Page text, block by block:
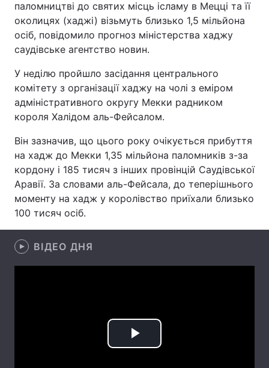
Головна Війна
Україна
паломництві до святих місць ісламу в Мецці та її
околицях (хаджі) візьмуть близько 1,5 мільйона
осіб, повідомило прогноз міністерства хаджу
саудівське агентство новин.
У неділю пройшло засідання центрального
комітету з організації хаджу на чолі з еміром
адміністративного округу Мекки радником
короля Халідом аль-Фейсалом.
Він зазначив, що цього року очікується прибуття
на хадж до Мекки 1,35 мільйона паломників з-за
кордону і 185 тисяч з інших провінцій Саудівської
Аравії. За словами аль-Фейсала, до теперішнього
моменту на хадж у королівство приїхали близько
100 тисяч осіб.
ВІДЕО ДНЯ
Play